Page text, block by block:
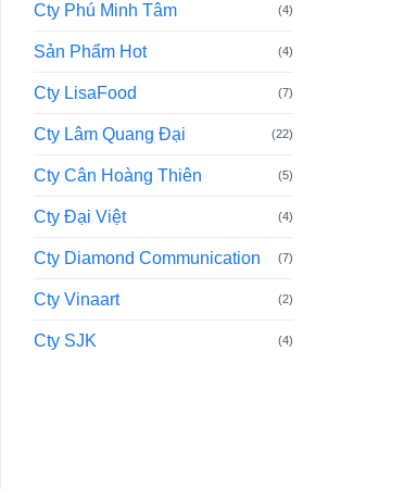
Cty Phú Minh Tâm (4)
Sản Phẩm Hot (4)
Cty LisaFood (7)
Cty Lâm Quang Đại (22)
Cty Cân Hoàng Thiên (5)
Cty Đại Việt (4)
Cty Diamond Communication (7)
Cty Vinaart (2)
Cty SJK (4)